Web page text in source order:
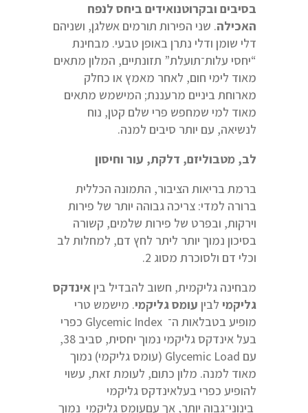
בסיבים ובקרוטנואידים ביחס לנפח
האכילה. שני הפירות תורמים אשלגן, ושניהם
דלי שומן ודלי נתרן באופן טבעי. מבחינת
“יחסי עלות־תועלת” תזונתיים, המלון מתאים
מאוד לימי חום, לאחר מאמץ או כחלק
מארוחת ביניים מרעננת; המישמש מתאים
מאוד למי שמחפש פרי שלם קטן, נוח
לנשיאה, עם יותר סיבים למנה.
לב, מטבוליזם, דלקת, עור וחיסון
ברמת בריאות הציבור, התמונה הכללית
ברורה למדי: צריכה גבוהה יותר של פירות
וירקות, ובפרט של פירות שלמים, קשורה
בסיכון נמוך יותר ליתר לחץ דם, למחלות לב
וכלי דם ולסוכרת מסוג 2.
מבחינה גליקמית, חשוב להבדיל ביןאינדקס
גליקמי לבין עומס גליקמי. מישמש טרי
מופיע בטבלאות ה־ Glycemic Index כפרי
בעל אינדקס גליקמי נמוך יחסית, סביב 38,
עם Glycemic Load (עומס גליקמי) נמוך
מאוד למנה. מלון כתום, לעומת זאת, עשוי
להופיע כפרי בעלאינדקס גליקמי
בינוני־גבוה יותר, אך עםעומס גליקמי נמוך